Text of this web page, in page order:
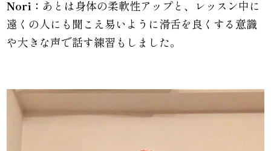
Nori： あとは身体の柔軟性アップと、レッスン中に
遠くの人にも聞こえ易いように滑舌を良くする意識
や大きな声で話す練習もしました。